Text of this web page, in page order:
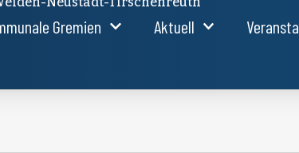
Gremien Aktuell